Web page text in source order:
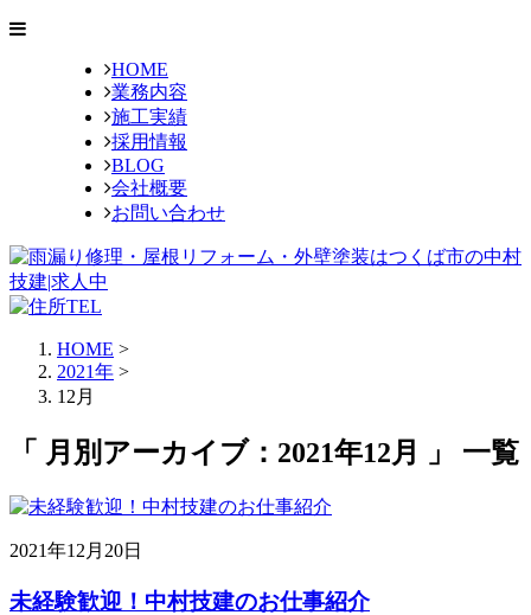
HOME
業務内容
施工実績
採用情報
BLOG
会社概要
お問い合わせ
HOME >
2021年 >
12月
「 月別アーカイブ：2021年12月 」 一覧
2021年12月20日
未経験歓迎！中村技建のお仕事紹介